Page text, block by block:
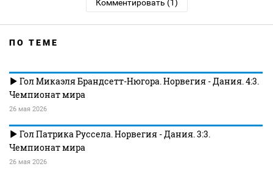
Комментировать (1)
ПО ТЕМЕ
Гол Микаэля Брандсетт-Нюгора. Норвегия - Дания. 4:3.
Чемпионат мира
26 мая 2026
Гол Патрика Руссела. Норвегия - Дания. 3:3.
Чемпионат мира
26 мая 2026